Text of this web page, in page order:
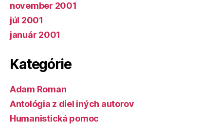
november 2001
júl 2001
január 2001
Kategórie
Adam Roman
Antológia z diel iných autorov
Humanistická pomoc